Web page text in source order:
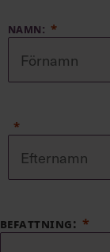
NAMN:
BEFATTNING: